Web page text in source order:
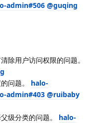
admin#506 @guqing
除用户访问权限的问题。
问题。 halo-
admin#403 @ruibaby
级分类的问题。 halo-